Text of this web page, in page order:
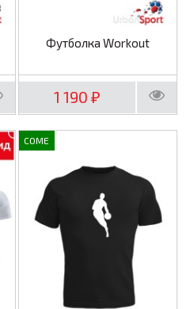
Футболка Workout
1 190 ₽
COME